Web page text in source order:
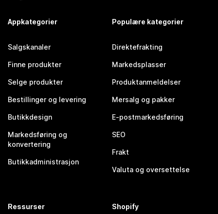
Appkategorier
Salgskanaler
Finne produkter
Selge produkter
Bestillinger og levering
Butikkdesign
Markedsføring og
konvertering
Butikkadministrasjon
Populære kategorier
Direktefrakting
Markedsplasser
Produktanmeldelser
Mersalg og pakker
E-postmarkedsføring
SEO
Frakt
Valuta og oversettelse
Ressurser Shopify